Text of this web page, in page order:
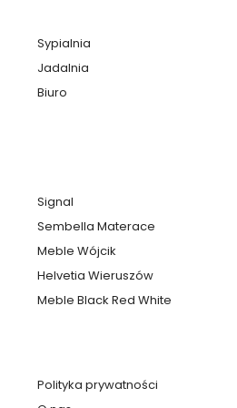
Sypialnia
Jadalnia
Biuro
Signal
Sembella Materace
Meble Wójcik
Helvetia Wieruszów
Meble Black Red White
Polityka prywatności